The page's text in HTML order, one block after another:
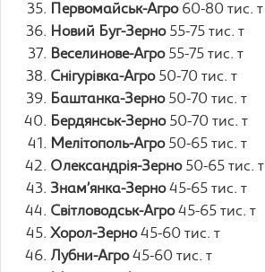
Первомайськ-Агро60-80 тис. т
Новий Буг-Зерно55-75 тис. т
Веселинове-Агро55-75 тис. т
Снігурівка-Агро50-70 тис. т
Баштанка-Зерно50-70 тис. т
Бердянськ-Зерно50-70 тис. т
Мелітополь-Агро50-65 тис. т
Олександрія-Зерно50-65 тис. т
Знам’янка-Зерно45-65 тис. т
Світловодськ-Агро45-65 тис. т
Хорол-Зерно45-60 тис. т
Лубни-Агро45-60 тис. т